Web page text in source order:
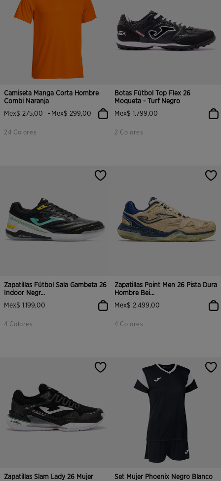
Camiseta Manga Corta Hombre
Combi Naranja
Mex$ 275,00
- Mex$ 299,00
24 Colores
Botas Fútbol Top Flex 26
Moqueta - Turf Negro
Mex$ 1.799,00
2 Colores
Zapatillas Fútbol Sala Gambeta 26
Indoor Negr...
Mex$ 1.199,00
4 Colores
Zapatillas Point Men 26 Pista Dura
Hombre Bei...
Mex$ 2.499,00
4 Colores
Zapatillas Slam Lady 26 Mujer
Set Mujer Phoenix Negro Blanco